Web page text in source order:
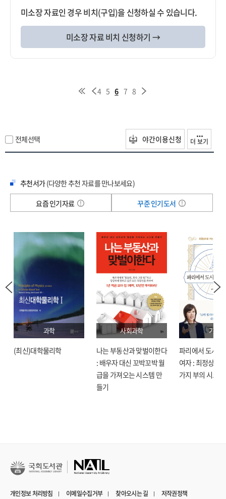
미소장 자료인 경우 비치(구입)을 신청하실 수 있습니다.
미소장 자료 비치 신청하기 →
4 5 6 7 8
전체선택 야간이용신청 더 보기
추천서가(다양한 추천 자료를 만나보세요)
요즘 인기자료
꾸준 인기도서
과학
(최신)대학물리학
사회과학
나는 부동산과 맞벌이한다
: 배우자 대신 꼬박꼬박 월
급을 가져오는 시스템 만
들기
기술
파리에서 도시락
여자 : 최정상으
가지 부의 시크릿
개인정보 처리방침 이메일수집거부 찾아오시는 길 저작권정책